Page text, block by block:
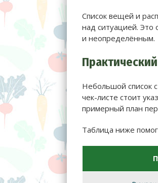
Список вещей и
над ситуацией. Это
и неопределённым.
Небольшой список
чек-листе стоит
примерный план
Таблица ниже